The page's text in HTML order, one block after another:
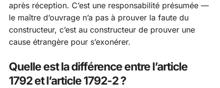
après réception. C’est une responsabilité présumée —
le maître d’ouvrage n’a pas à prouver la faute du
constructeur, c’est au constructeur de prouver une
cause étrangère pour s’exonérer.
Quelle est la différence entre l’article
1792 et l’article 1792-2 ?